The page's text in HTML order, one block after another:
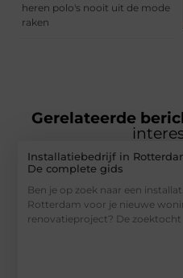
heren polo's nooit uit de mode
raken
Gerelateerde
Installatiebedrijf in
De complete gids
Ben je op zoek naar een
Rotterdam voor je nieuwe
renovatieproject? De zoektocht